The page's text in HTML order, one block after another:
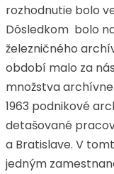
rozhodnutie bolo
Dôsledkom bolo
železničného
období malo za
množstva
1963 podnikové
detašované
a Bratislave. V
jedným